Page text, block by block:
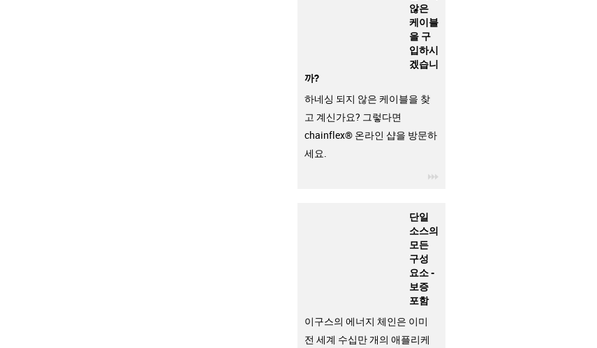
않은
케이블
을 구
입하시
겠습니
까?
하네싱 되지 않은 케이블을 찾
고 계신가요? 그렇다면
chainflex® 온라인 샵을 방문하
세요.
단일
소스의
모든
구성
요소 -
보증
포함
이구스의 에너지 체인은 이미
전 세계 수십만 개의 애플리케